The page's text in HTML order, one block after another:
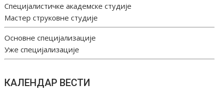
Специјалистичке академске студије
Мастер струковне студије
Основне специјализације
Уже специјализације
КАЛЕНДАР ВЕСТИ